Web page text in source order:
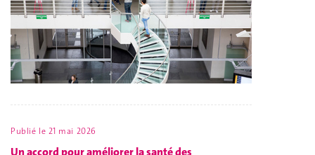
Publié le 21 mai 2026
Un accord pour améliorer la santé des